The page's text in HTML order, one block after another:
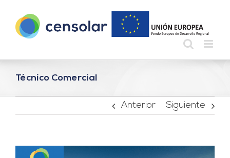
contenido
Técnico Comercial
Anterior Siguiente